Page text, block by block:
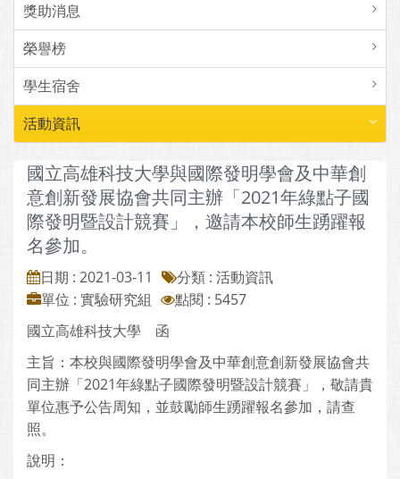
獎助消息
榮譽榜
學生宿舍
活動資訊
國立高雄科技大學與國際發明學會及中華創
意創新發展協會共同主辦「2021年綠點子國
際發明暨設計競賽」，邀請本校師生踴躍報
名參加。
日期 : 2021-03-11
分類 : 活動資訊
單位 : 實驗研究組
點閱 : 5457
國立高雄科技大學 函
主旨：本校與國際發明學會及中華創意創新發展協會共
同主辦「2021年綠點子國際發明暨設計競賽」，敬請貴
單位惠予公告周知，並鼓勵師生踴躍報名參加，請查
照。
說明：